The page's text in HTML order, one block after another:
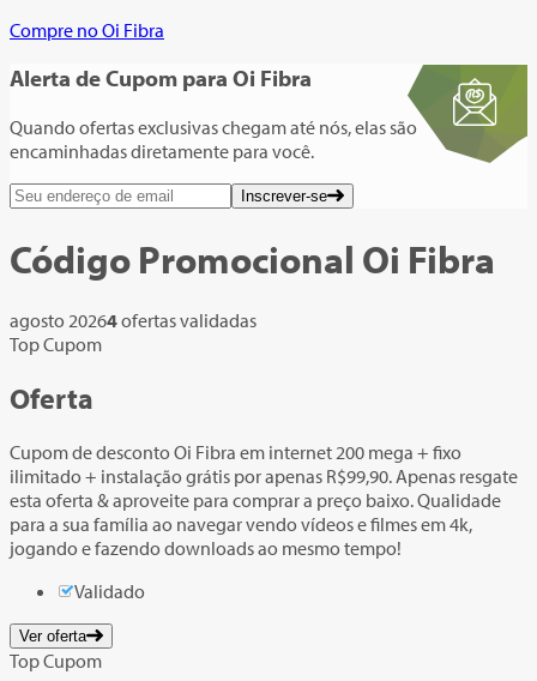
Compre no Oi Fibra
Alerta de Cupom para Oi Fibra
Quando ofertas exclusivas chegam até nós, elas são
encaminhadas diretamente para você.
Inscrever-se
Código Promocional Oi Fibra
agosto 20264ofertas validadas
Top Cupom
Oferta
Cupom de desconto Oi Fibra em internet 200 mega + fixo
ilimitado + instalação grátis por apenas R$99,90. Apenas resgate
esta oferta & aproveite para comprar a preço baixo. Qualidade
para a sua família ao navegar vendo vídeos e filmes em 4k,
jogando e fazendo downloads ao mesmo tempo!
Validado
Ver oferta
Top Cupom